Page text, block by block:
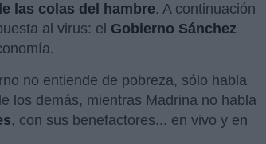
las colas del hambre. A continuación
al virus: el Gobierno Sánchez
no entiende de pobreza, sólo habla
los demás, mientras Madrina no habla
, con sus benefactores... en vivo y en